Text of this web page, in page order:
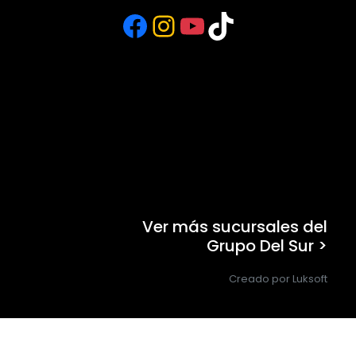
Facebook
Instagram
YouTube
TikTok
Ver más sucursales del
Grupo Del Sur >
Creado por Luksoft